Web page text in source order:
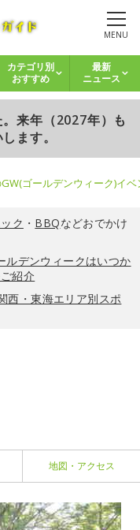
MENU
カテゴリ別
おすすめ
最新
ニュース
来年（2027年）も
ます。
ゴールデンウィーク)イ
ク ・ BBQなどおでかけ
ルデンウィークはいつか
紹介
西・東海エリア別スポ
地図・アクセス